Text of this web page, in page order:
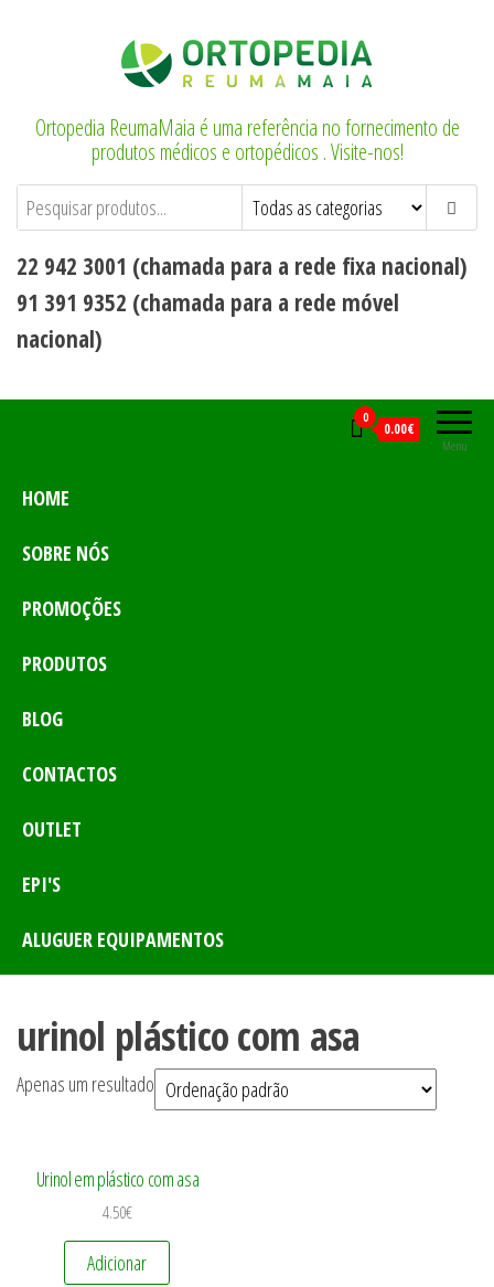
Ortopedia ReumaMaia é uma referência no fornecimento de
produtos médicos e ortopédicos . Visite-nos!
22 942 3001 (chamada para a rede fixa nacional)
91 391 9352 (chamada para a rede móvel
nacional)
Menu
0
0.00€
HOME
SOBRE NÓS
PROMOÇÕES
PRODUTOS
BLOG
CONTACTOS
OUTLET
EPI'S
ALUGUER EQUIPAMENTOS
urinol plástico com asa
Apenas um resultado
Urinol em plástico com asa
4.50€
Adicionar